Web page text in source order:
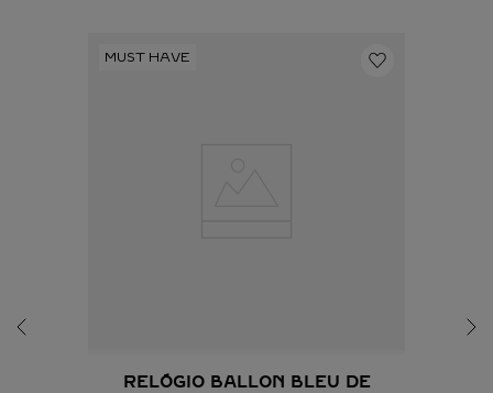
RELÓGIO BALLON BLEU DE